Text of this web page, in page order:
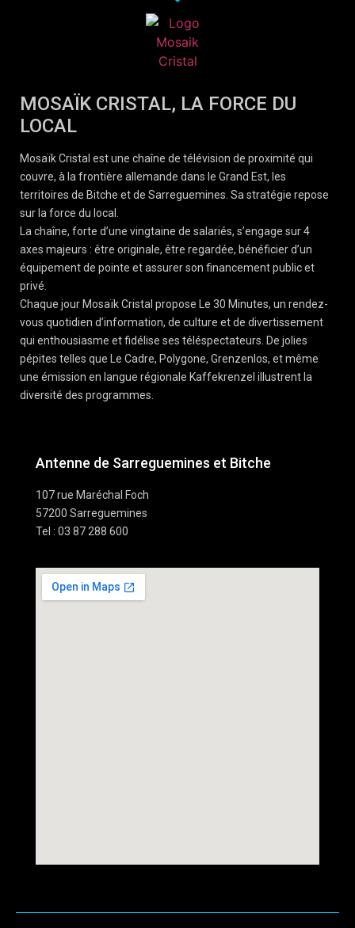
MOSAÏK CRISTAL, LA FORCE DU
LOCAL
Mosaïk Cristal est une chaîne de télévision de proximité qui
couvre, à la frontière allemande dans le Grand Est, les
territoires de Bitche et de Sarreguemines. Sa stratégie repose
sur la force du local.
La chaîne, forte d’une vingtaine de salariés, s’engage sur 4
axes majeurs : être originale, être regardée, bénéficier d’un
équipement de pointe et assurer son financement public et
privé.
Chaque jour Mosaïk Cristal propose Le 30 Minutes, un rendez-
vous quotidien d’information, de culture et de divertissement
qui enthousiasme et fidélise ses téléspectateurs. De jolies
pépites telles que Le Cadre, Polygone, Grenzenlos, et même
une émission en langue régionale Kaffekrenzel illustrent la
diversité des programmes.
Antenne de Sarreguemines et Bitche
107 rue Maréchal Foch
57200 Sarreguemines
Tel : 03 87 288 600